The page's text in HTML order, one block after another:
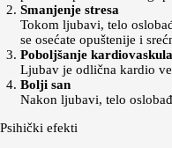
Smanjenje stresa
Tokom ljubavi, telo
se osećate opuštenije i
Poboljšanje
Ljubav je odlična kardio
Bolji san
Nakon ljubavi, telo
Psihički efekti